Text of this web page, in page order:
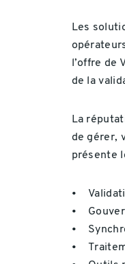
Les
l’offre
de la
La
de gérer,
présente
•
•
•
•